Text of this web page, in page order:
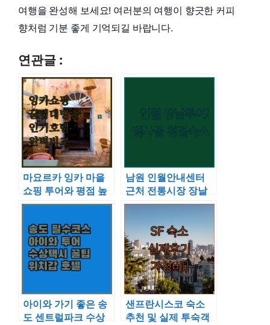
여행을 완성해 보세요! 여러분의 여행이 향긋한 커피
향처럼 기분 좋게 기억되길 바랍니다.
연관글 :
마요르카 잉카 마을
쇼핑 투어와 평점 높
은 인기 호텔 4곳 비
남원 인월안내센터
근처 전통시장 장날
투어와 지리산 뱀사
트
아이와 가기 좋은 송
도 센트럴파크 수상
샌프란시스코 숙소
추천 및 실제 투숙객